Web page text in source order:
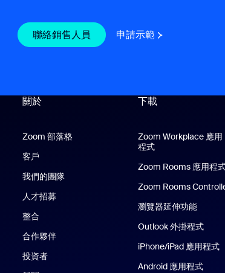
聯絡銷售人員 聯絡銷售人員
申請示範 申請示範
關於
Zoom 部落格
客戶
我們的團隊
人才招募
整合
合作夥伴
投資者
下載
Zoom Workplace 應用
程式Zoom Workplace
Zoom Rooms 應用程
Zoom Rooms
瀏覽器延伸功能
Outlook 外掛程式
iPhone/iPad 應用程式
Android 應用程式